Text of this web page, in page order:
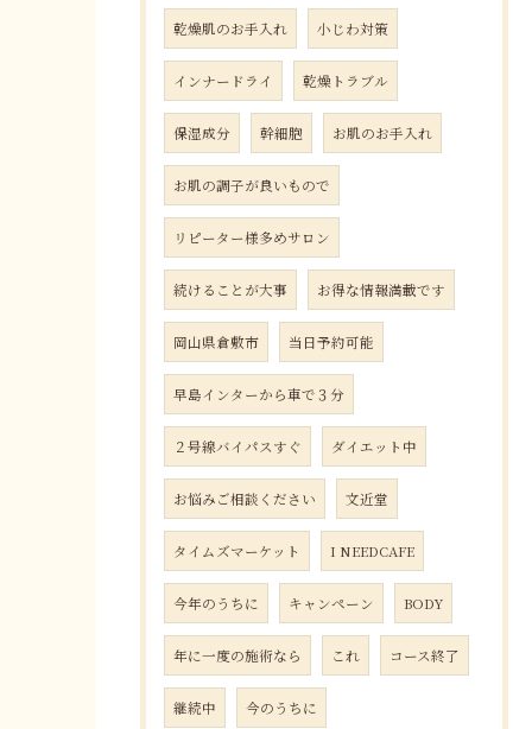
乾燥肌のお手入れ 小じわ対策
インナードライ 乾燥トラブル
保湿成分 幹細胞 お肌のお手入れ
お肌の調子が良いもので
リピーター様多めサロン
続けることが大事 お得な情報満載です
岡山県倉敷市 当日予約可能
早島インターから車で３分
２号線バイパスすぐ ダイエット中
お悩みご相談ください 文近堂
タイムズマーケット I NEEDCAFE
今年のうちに キャンペーン BODY
年に一度の施術なら これ コース終了
継続中 今のうちに